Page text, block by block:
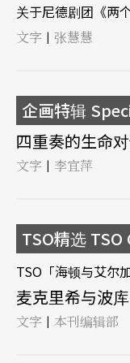
关于尼德剧团《两
文字 | 张慧慧
企画特辑
四重奏的生命
文字 | 李宜萍
TSO精选 TSO
TSO「海顿与艾尔加
麦克里希与波
文字 | 本刊编辑部